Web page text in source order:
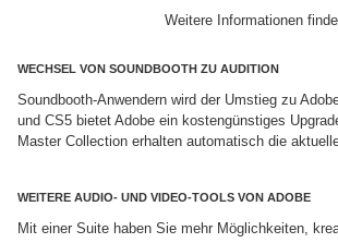
Weitere Informationen
WECHSEL VON SOUNDBOOTH ZU AUDITION
Soundbooth-Anwendern wird der Umstieg zu
und CS5 bietet Adobe ein kostengünstiges
Master Collection erhalten automatisch die
WEITERE AUDIO- UND VIDEO-TOOLS VON ADOBE
Mit einer Suite haben Sie mehr Möglichkeiten,